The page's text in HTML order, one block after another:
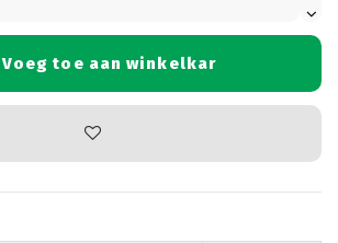
Voeg toe aan winkelkar